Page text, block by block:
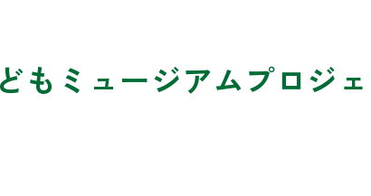
もミュージアムプロジ